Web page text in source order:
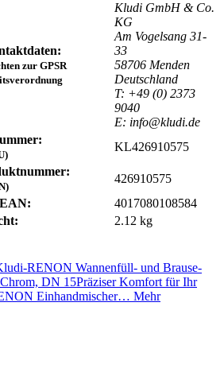
zur GPSR
Kludi GmbH & Co.
KG
Am Vogelsang 31-
33
58706 Menden
Deutschland
T: +49 (0) 2373
9040
E: info@kludi.de
KL426910575
426910575
4017080108584
2.12 kg
RENON Wannenfüll- und Brause-
DN 15Präziser Komfort für Ihr
Einhandmischer… Mehr